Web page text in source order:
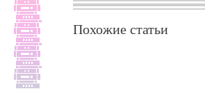
Похожие статьи